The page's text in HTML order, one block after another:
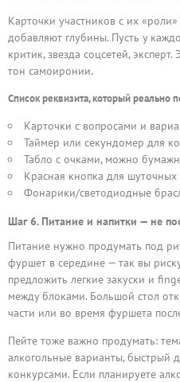
Карточки участников с их
добавляют глубины. Пусть у
критик, звезда соцсетей,
тон самоиронии.
Список реквизита, который реально
Карточки с вопросами и
Таймер или секундомер для
Табло с очками, можно
Красная кнопка для
Фонарики/светодиодные
Шаг 6. Питание и напитки — не
Питание нужно продумать под
фуршет в середине — так вы
предложить легкие закуски и
между блоками. Большой стол
части или во время фуршета
Пейте тоже важно продумать:
алкогольные варианты, быстрый
конкурсами. Если планируете